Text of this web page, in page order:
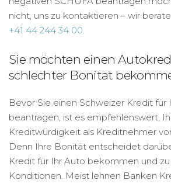
nicht, uns zu kontaktieren – wir
+41 44 244 34 00.
Sie möchten einen
schlechter Bonität
Bevor Sie einen Schweizer Kredit für
beantragen, ist es empfehlenswert,
Kreditwürdigkeit als Kreditnehmer
Denn Ihre Bonität entscheidet
Kredit für Ihr Auto bekommen und
Konditionen. Meist lehnen Banken